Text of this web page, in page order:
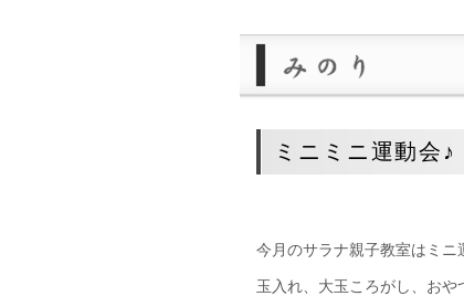
ミニミニ運動会♪
今月のサラナ親子教室はミニ
玉入れ、大玉ころがし、おや